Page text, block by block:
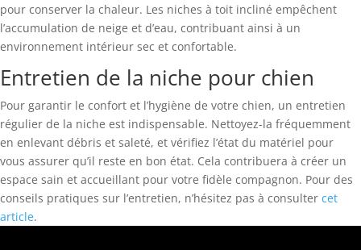
pour conserver la chaleur. Les niches à toit incliné empêchent
l’accumulation de neige et d’eau, contribuant ainsi à un
environnement intérieur sec et confortable.
Entretien de la niche pour chien
Pour garantir le confort et l’hygiène de votre chien, un entretien
régulier de la niche est indispensable. Nettoyez-la fréquemment
en enlevant débris et saleté, et vérifiez l’état du matériel pour
vous assurer qu’il reste en bon état. Cela contribuera à créer un
espace sain et accueillant pour votre fidèle compagnon. Pour des
conseils pratiques sur l’entretien, n’hésitez pas à consulter cet
article.